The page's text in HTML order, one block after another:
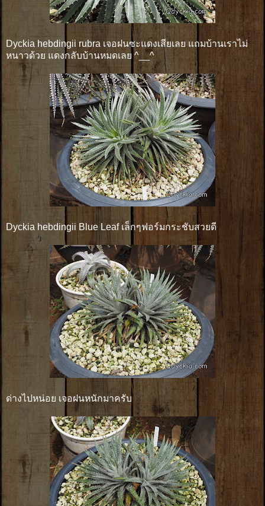
Dyckia hebdingii rubra เจอฝนซะแดงเสียเลย แถมบ้านเราไม่
หนาวด้วย แดงกลับบ้านหมดเลย ^__^
Dyckia hebdingii Blue Leaf เล็กๆฟอร์มกระชับสวยดี
ด่างไปหน่อย เจอฝนหนักมาครับ